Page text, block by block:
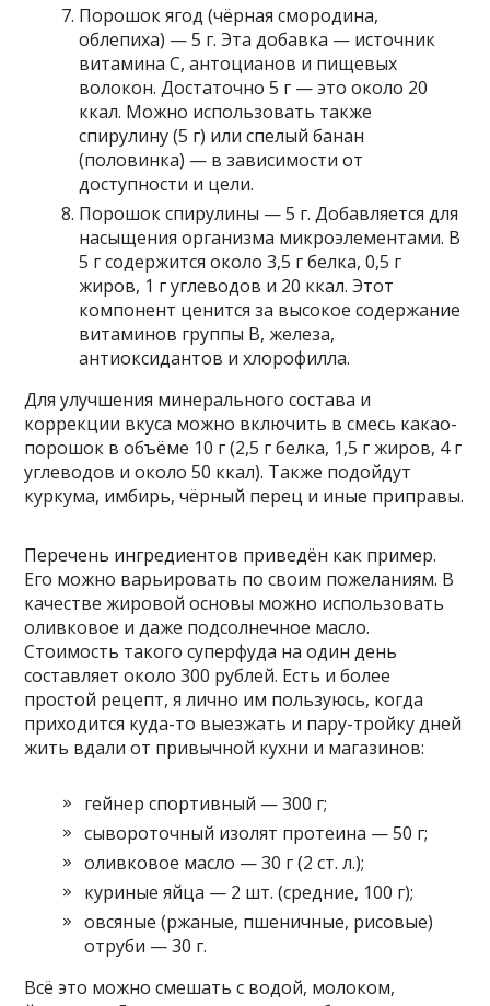
Порошок ягод (чёрная смородина,
облепиха) — 5 г. Эта добавка — источник
витамина С, антоцианов и пищевых
волокон. Достаточно 5 г — это около 20
ккал. Можно использовать также
спирулину (5 г) или спелый банан
(половинка) — в зависимости от
доступности и цели.
Порошок спирулины — 5 г. Добавляется для
насыщения организма микроэлементами. В
5 г содержится около 3,5 г белка, 0,5 г
жиров, 1 г углеводов и 20 ккал. Этот
компонент ценится за высокое содержание
витаминов группы B, железа,
антиоксидантов и хлорофилла.
Для улучшения минерального состава и
коррекции вкуса можно включить в смесь какао-
порошок в объёме 10 г (2,5 г белка, 1,5 г жиров, 4 г
углеводов и около 50 ккал). Также подойдут
куркума, имбирь, чёрный перец и иные приправы.
Перечень ингредиентов приведён как пример.
Его можно варьировать по своим пожеланиям. В
качестве жировой основы можно использовать
оливковое и даже подсолнечное масло.
Стоимость такого суперфуда на один день
составляет около 300 рублей. Есть и более
простой рецепт, я лично им пользуюсь, когда
приходится куда-то выезжать и пару-тройку дней
жить вдали от привычной кухни и магазинов:
гейнер спортивный — 300 г;
сывороточный изолят протеина — 50 г;
оливковое масло — 30 г (2 ст. л.);
куриные яйца — 2 шт. (средние, 100 г);
овсяные (ржаные, пшеничные, рисовые)
отруби — 30 г.
Всё это можно смешать с водой, молоком,